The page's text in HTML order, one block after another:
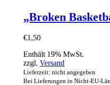
„Broken
€1,50
Enthält 19% MwSt.
zzgl. Versand
Lieferzeit: nicht angegeben
Bei Lieferungen in Nicht-EU-